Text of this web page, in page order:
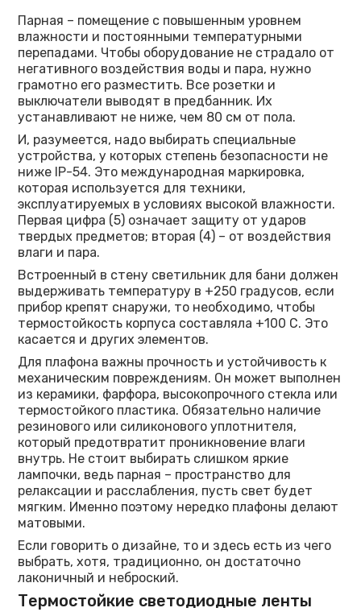
Парная – помещение с повышенным уровнем
влажности и постоянными температурными
перепадами. Чтобы оборудование не страдало от
негативного воздействия воды и пара, нужно
грамотно его разместить. Все розетки и
выключатели выводят в предбанник. Их
устанавливают не ниже, чем 80 см от пола.
И, разумеется, надо выбирать специальные
устройства, у которых степень безопасности не
ниже IP-54. Это международная маркировка,
которая используется для техники,
эксплуатируемых в условиях высокой влажности.
Первая цифра (5) означает защиту от ударов
твердых предметов; вторая (4) – от воздействия
влаги и пара.
Встроенный в стену светильник для бани должен
выдерживать температуру в +250 градусов, если
прибор крепят снаружи, то необходимо, чтобы
термостойкость корпуса составляла +100 С. Это
касается и других элементов.
Для плафона важны прочность и устойчивость к
механическим повреждениям. Он может выполнен
из керамики, фарфора, высокопрочного стекла или
термостойкого пластика. Обязательно наличие
резинового или силиконового уплотнителя,
который предотвратит проникновение влаги
внутрь. Не стоит выбирать слишком яркие
лампочки, ведь парная – пространство для
релаксации и расслабления, пусть свет будет
мягким. Именно поэтому нередко плафоны делают
матовыми.
Если говорить о дизайне, то и здесь есть из чего
выбрать, хотя, традиционно, он достаточно
лаконичный и неброский.
Термостойкие светодиодные ленты